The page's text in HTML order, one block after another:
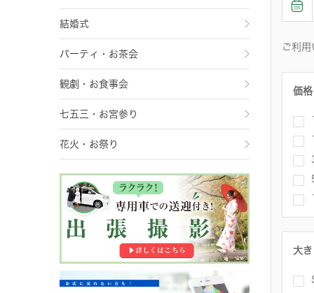
結婚式
パーティ・お茶会
観劇・お食事会
七五三・お宮参り
花火・お祭り
ご利
価格
大